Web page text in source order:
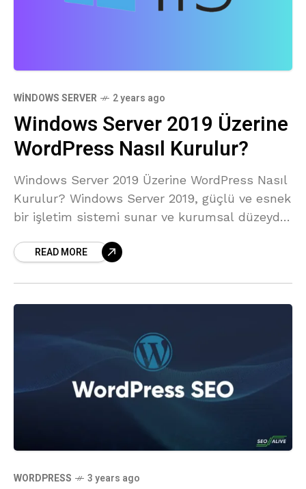
WINDOWS SERVER 2 years ago
Windows Server 2019 Üzerine
WordPress Nasıl Kurulur?
Windows Server 2019 Üzerine WordPress Nasıl
Kurulur? Windows Server 2019, güçlü ve esnek
bir işletim sistemi sunar ve kurumsal düzeyde
mükemmel bir seçenektir. WordPress ise
READ MORE
WORDPRESS 3 years ago